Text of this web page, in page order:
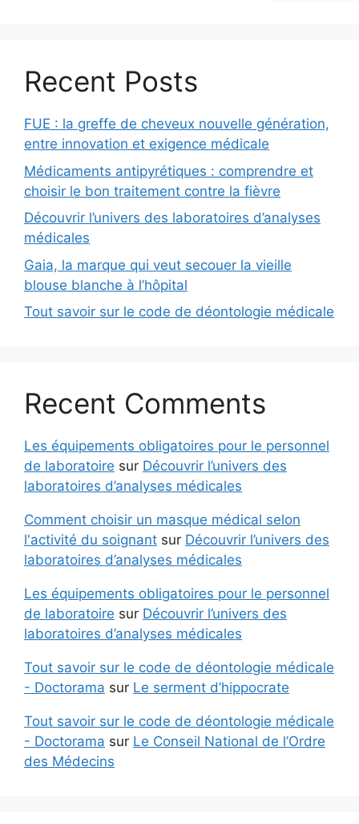
Recent Posts
FUE : la greffe de cheveux nouvelle génération,
entre innovation et exigence médicale
Médicaments antipyrétiques : comprendre et
choisir le bon traitement contre la fièvre
Découvrir l’univers des laboratoires d’analyses
médicales
Gaia, la marque qui veut secouer la vieille
blouse blanche à l’hôpital
Tout savoir sur le code de déontologie médicale
Recent Comments
Les équipements obligatoires pour le personnel
de laboratoire sur Découvrir l’univers des
laboratoires d’analyses médicales
Comment choisir un masque médical selon
l'activité du soignant sur Découvrir l’univers des
laboratoires d’analyses médicales
Les équipements obligatoires pour le personnel
de laboratoire sur Découvrir l’univers des
laboratoires d’analyses médicales
Tout savoir sur le code de déontologie médicale
- Doctorama sur Le serment d’hippocrate
Tout savoir sur le code de déontologie médicale
- Doctorama sur Le Conseil National de l’Ordre
des Médecins